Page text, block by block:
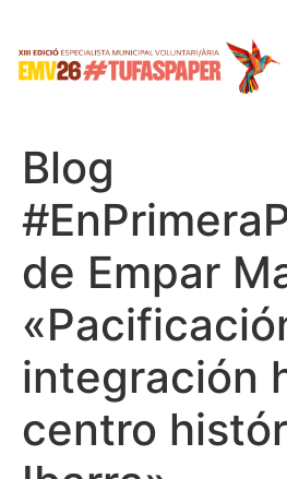
Blog
de Empar
integración
centro